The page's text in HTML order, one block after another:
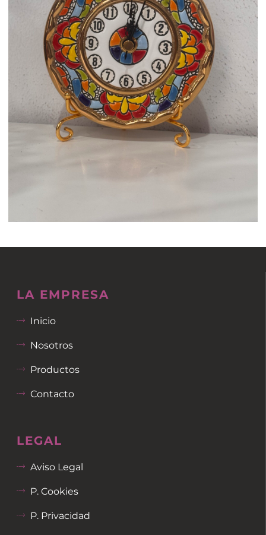
LA EMPRESA
Inicio
Nosotros
Productos
Contacto
LEGAL
Aviso Legal
P. Cookies
P. Privacidad